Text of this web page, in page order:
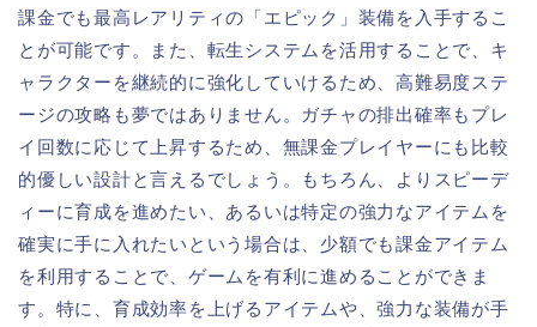
課金でも最高レアリティの「エピック」装備を入手するこ
とが可能です。また、転生システムを活用することで、キ
ャラクターを継続的に強化していけるため、高難易度ステ
ージの攻略も夢ではありません。ガチャの排出確率もプレ
イ回数に応じて上昇するため、無課金プレイヤーにも比較
的優しい設計と言えるでしょう。もちろん、よりスピーデ
ィーに育成を進めたい、あるいは特定の強力なアイテムを
確実に手に入れたいという場合は、少額でも課金アイテム
を利用することで、ゲームを有利に進めることができま
す。特に、育成効率を上げるアイテムや、強力な装備が手